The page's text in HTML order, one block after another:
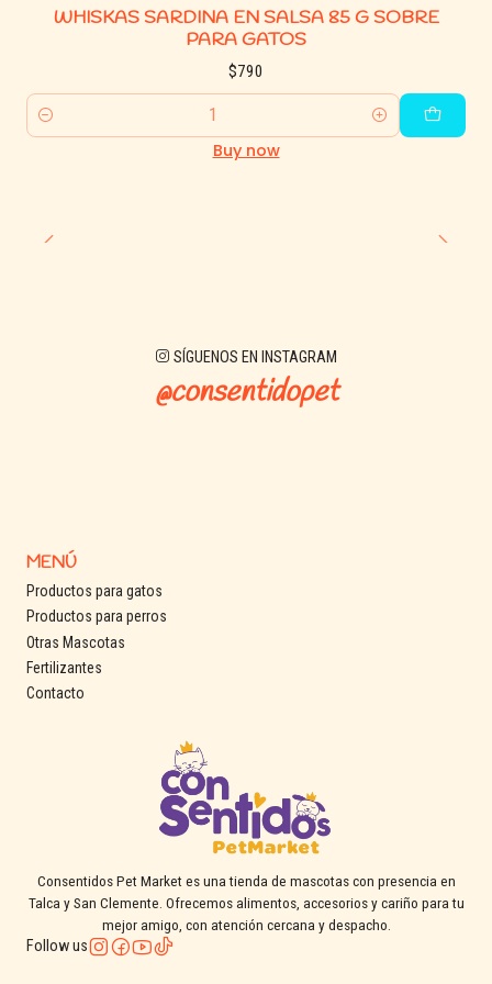
📦 Modo de uso
Servir directamente desde el sobre.
Puede utilizarse como alimento completo o complemento
Mantener siempre agua fresca disponible.
⚠️ Importante
📊 Especificaciones
WHISKAS SARDINA EN SALSA 85 G SOBRE
PARA GATOS
$790
Quantity
Buy now
SÍGUENOS EN INSTAGRAM
@consentidopet
MENÚ
Productos para gatos
Productos para perros
Otras Mascotas
Fertilizantes
Contacto
Consentidos Pet Market es una tienda de mascotas con presencia en
Talca y San Clemente. Ofrecemos alimentos, accesorios y cariño para tu
mejor amigo, con atención cercana y despacho.
Follow us